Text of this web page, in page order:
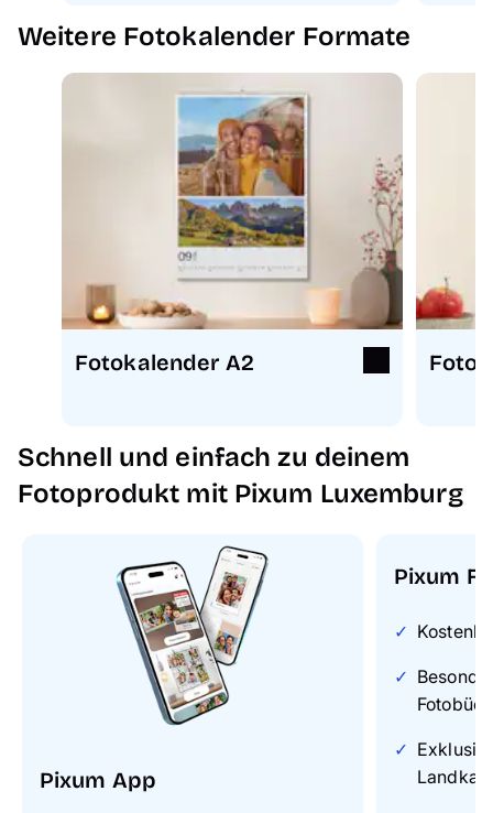
Weitere Fotokalender Formate
Fotokalender A2
Schnell und einfach zu deinem
Fotoprodukt mit Pixum Luxemburg
Pixum App
Pixum